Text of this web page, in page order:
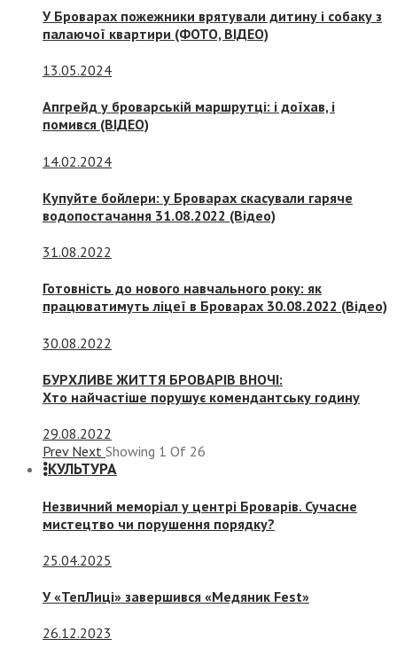
У Броварах пожежники врятували дитину і собаку з
палаючої квартири (ФОТО, ВІДЕО)
13.05.2024
Апгрейд у броварській маршрутці: і доїхав, і
помився (ВІДЕО)
14.02.2024
Купуйте бойлери: у Броварах скасували гаряче
водопостачання 31.08.2022 (Відео)
31.08.2022
Готовність до нового навчального року: як
працюватимуть ліцеї в Броварах 30.08.2022 (Відео)
30.08.2022
БУРХЛИВЕ ЖИТТЯ БРОВАРІВ ВНОЧІ:
Хто найчастіше порушує комендантську годину
29.08.2022
Prev Next Showing 1 Of 26
КУЛЬТУРА
Незвичний меморіал у центрі Броварів. Сучасне
мистецтво чи порушення порядку?
25.04.2025
У «ТепЛиці» завершився «Медяник Fest»
26.12.2023